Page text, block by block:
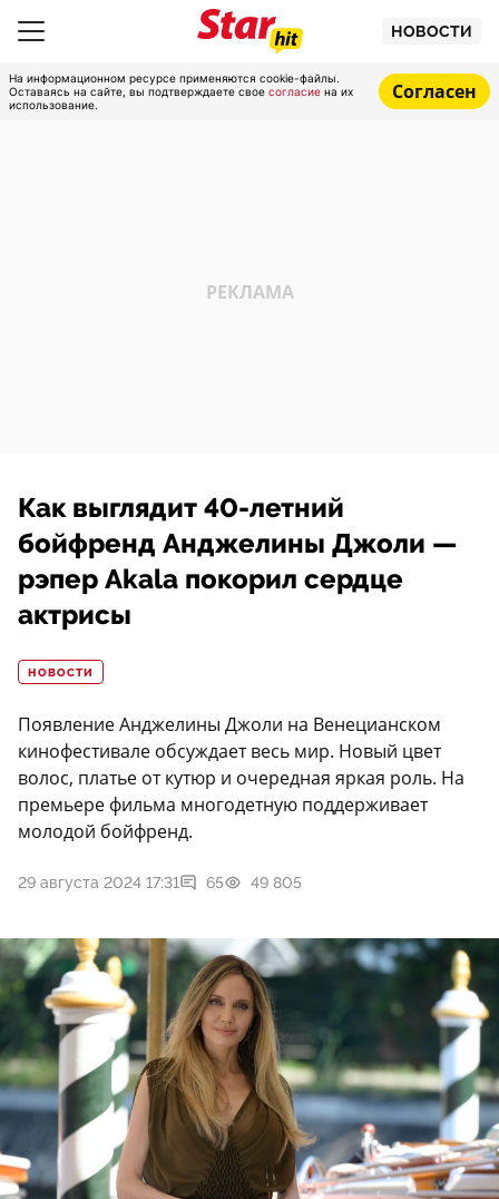
НОВОСТИ
На информационном ресурсе применяются cookie-файлы.
Оставаясь на сайте, вы подтверждаете свое согласие на их
использование.
Согласен
Как выглядит 40-летний
бойфренд Анджелины Джоли —
рэпер Akala покорил сердце
актрисы
НОВОСТИ
Появление Анджелины Джоли на Венецианском
кинофестивале обсуждает весь мир. Новый цвет
волос, платье от кутюр и очередная яркая роль. На
премьере фильма многодетную поддерживает
молодой бойфренд.
29 августа 2024 17:31 65 49 805